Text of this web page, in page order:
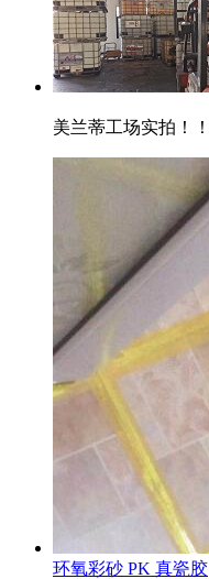
美兰蒂工场实拍！！
环氧彩砂 PK 真瓷胶